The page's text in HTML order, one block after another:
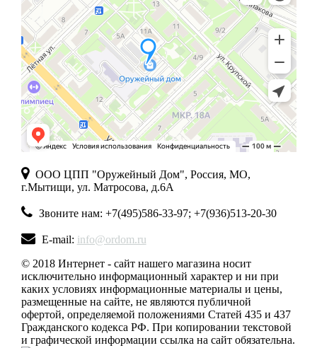
ООО ЦПП "Оружейный Дом", Россия, МО,
г.Мытищи, ул. Матросова, д.6А
Звоните нам: +7(495)586-33-97; +7(936)513-20-30
E-mail: info@ordom.ru
© 2018 Интернет - сайт нашего магазина носит
исключительно информационный характер и ни при
каких условиях информационные материалы и цены,
размещенные на сайте, не являются публичной
офертой, определяемой положениями Статей 435 и 437
Гражданского кодекса РФ. При копировании текстовой
и графической информации ссылка на сайт обязательна.